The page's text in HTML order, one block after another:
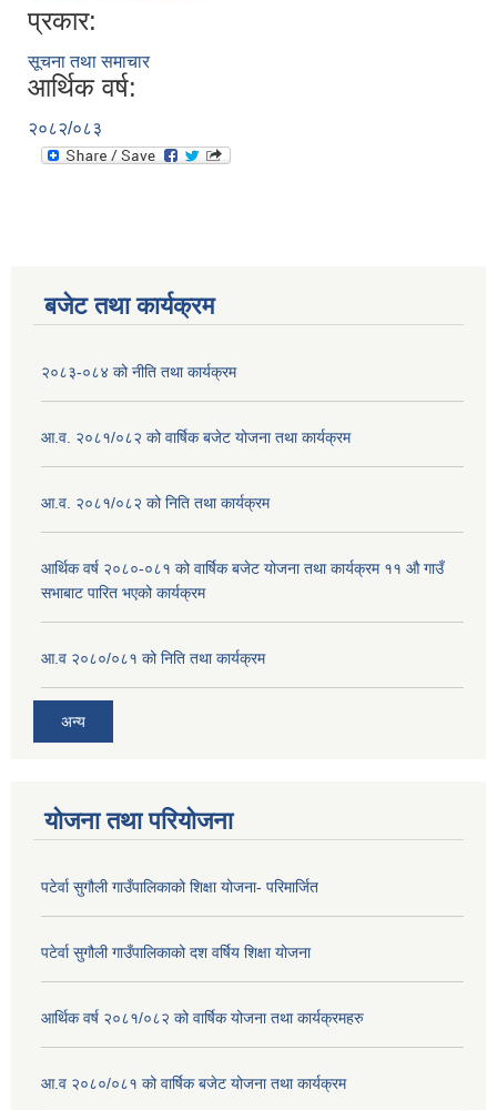
प्रकार:
सूचना तथा समाचार
आर्थिक वर्ष:
२०८२/०८३
बजेट तथा कार्यक्रम
२०८३-०८४ को नीति तथा कार्यक्रम
आ.व. २०८१/०८२ को वार्षिक बजेट योजना तथा कार्यक्रम
आ.व. २०८१/०८२ को निति तथा कार्यक्रम
आर्थिक वर्ष २०८०-०८१ को वार्षिक बजेट योजना तथा कार्यक्रम ११ औ गाउँ
सभाबाट पारित भएको कार्यक्रम
आ.व २०८०/०८१ को निति तथा कार्यक्रम
अन्य
योजना तथा परियोजना
पटेर्वा सुगौली गाउँपालिकाको शिक्षा योजना- परिमार्जित
पटेर्वा सुगौली गाउँपालिकाको दश वर्षिय शिक्षा योजना
आर्थिक वर्ष २०८१/०८२ को वार्षिक योजना तथा कार्यक्रमहरु
आ.व २०८०/०८१ को वार्षिक बजेट योजना तथा कार्यक्रम